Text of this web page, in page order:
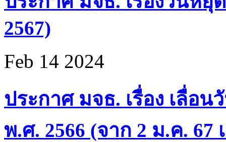
2567)
Feb 14 2024
ประกาศ มจธ. เรื่อง เลื่อ
พ.ศ. 2566 (จาก 2 ม.ค. 67